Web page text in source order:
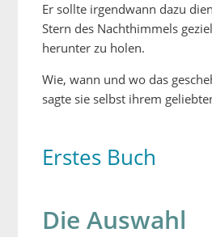
Er sollte irgendwann dazu
Stern des Nachthimmels
herunter zu holen.
Wie, wann und wo das
sagte sie selbst ihrem
Erstes Buch
Die Auswahl